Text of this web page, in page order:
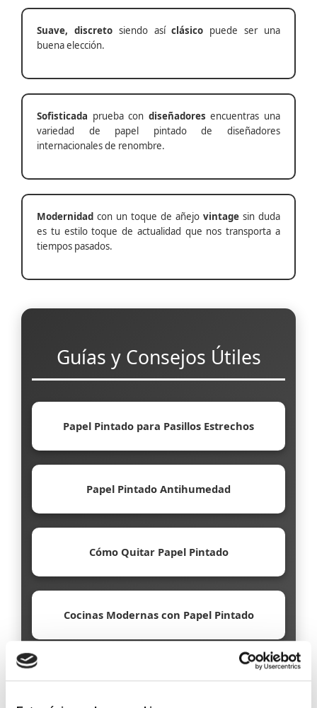
Suave, discretosiendo asíclásico puede ser una
buena elección.
Sofisticada prueba con diseñadores encuentras una
variedad de papel pintado de diseñadores
internacionales de renombre.
Modernidad con un toque de añejo vintage sin duda
es tu estilo toque de actualidad que nos transporta a
tiempos pasados.
Guías y Consejos Útiles
Papel Pintado para Pasillos Estrechos
Papel Pintado Antihumedad
Cómo Quitar Papel Pintado
Cocinas Modernas con Papel Pintado
Papel Pintado Ecológico